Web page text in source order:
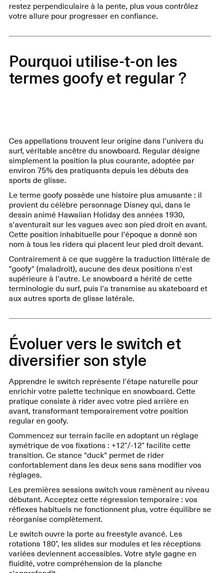
restez perpendiculaire à la pente, plus vous contrôlez
votre allure pour progresser en confiance.
Pourquoi utilise-t-on les
termes goofy et regular ?
Ces appellations trouvent leur origine dans l'univers du
surf, véritable ancêtre du snowboard. Regular désigne
simplement la position la plus courante, adoptée par
environ 75% des pratiquants depuis les débuts des
sports de glisse.
Le terme goofy possède une histoire plus amusante : il
provient du célèbre personnage Disney qui, dans le
dessin animé Hawaiian Holiday des années 1930,
s'aventurait sur les vagues avec son pied droit en avant.
Cette position inhabituelle pour l'époque a donné son
nom à tous les riders qui placent leur pied droit devant.
Contrairement à ce que suggère la traduction littérale de
"goofy" (maladroit), aucune des deux positions n'est
supérieure à l'autre. Le snowboard a hérité de cette
terminologie du surf, puis l'a transmise au skateboard et
aux autres sports de glisse latérale.
Évoluer vers le switch et
diversifier son style
Apprendre le switch représente l'étape naturelle pour
enrichir votre palette technique en snowboard. Cette
pratique consiste à rider avec votre pied arrière en
avant, transformant temporairement votre position
regular en goofy.
Commencez sur terrain facile en adoptant un réglage
symétrique de vos fixations : +12°/-12° facilite cette
transition. Ce stance "duck" permet de rider
confortablement dans les deux sens sans modifier vos
réglages.
Les premières sessions switch vous ramènent au niveau
débutant. Acceptez cette régression temporaire : vos
réflexes habituels ne fonctionnent plus, votre équilibre se
réorganise complètement.
Le switch ouvre la porte au freestyle avancé. Les
rotations 180°, les slides sur modules et les réceptions
variées deviennent accessibles. Votre style gagne en
fluidité, votre compréhension de la planche